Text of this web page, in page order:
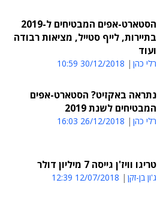
הסטארט-אפים המבטיחים ל-2019
בתיירות, לייף סטייל, מציאות רבודה
ועוד
רלי כהן 30/12/2018 10:59
נתראה באקזיט? הסטארט-אפים
המבטיחים לשנת 2019
רלי כהן 26/12/2018 16:03
טריגו וויז'ן גייסה 7 מיליון דולר
ג'ון בן-זקן 12/07/2018 12:39